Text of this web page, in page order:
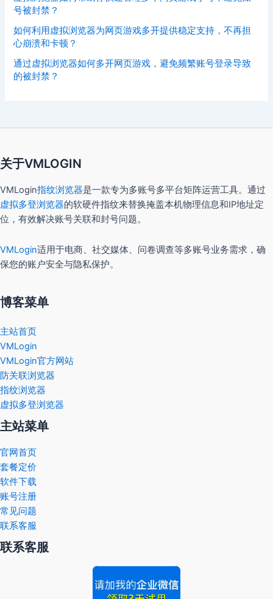
号被封禁？
如何利用虚拟浏览器为网页游戏多开提供稳定支持，不再担
心崩溃和卡顿？
通过虚拟浏览器如何多开网页游戏，避免频繁账号登录导致
的被封禁？
关于VMLOGIN
VMLogin指纹浏览器是一款专为多账号多平台矩阵运营工具。通过
虚拟多登浏览器的软硬件指纹来替换掩盖本机物理信息和IP地址定
位，有效解决账号关联和封号问题。
VMLogin适用于电商、社交媒体、问卷调查等多账号业务需求，确
保您的账户安全与隐私保护。
博客菜单
主站首页
VMLogin
VMLogin官方网站
防关联浏览器
指纹浏览器
虚拟多登浏览器
主站菜单
官网首页
套餐定价
软件下载
账号注册
常见问题
联系客服
联系客服